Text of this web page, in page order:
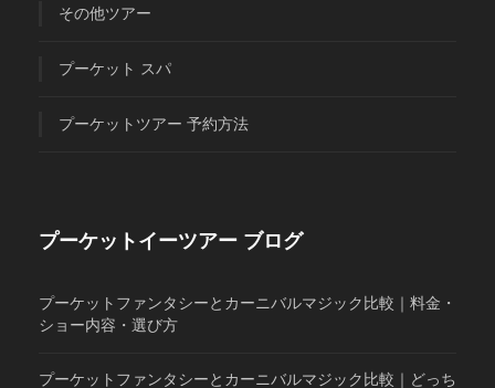
その他ツアー
プーケット スパ
プーケットツアー 予約方法
プーケットイーツアー ブログ
プーケットファンタシーとカーニバルマジック比較｜料金・
ショー内容・選び方
プーケットファンタシーとカーニバルマジック比較｜どっち